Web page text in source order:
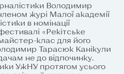
Володимир
журі Малої академії
в номінації
«Рекітське
майстер-клас для його
Тарасюк Канікули
не до відпочинку.
УжНУ протягом усього